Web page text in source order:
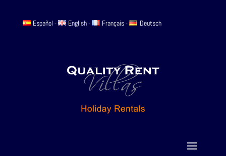
Español - English - Français - Deutsch